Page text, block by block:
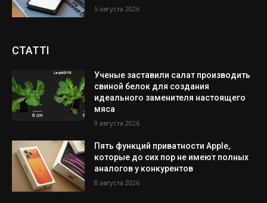
5 августа 2026
СТАТТІ
Ученые заставили салат производить
свиной белок для создания
идеального заменителя настоящего
мяса
9 августа 2026
Пять функций приватности Apple,
которые до сих пор не имеют полных
аналогов у конкурентов
8 августа 2026